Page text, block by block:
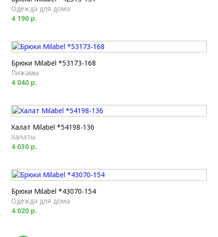
Одежда для дома
4 190 р.
Брюки Milabel *53173-168
Пижамы
4 040 р.
Халат Milabel *54198-136
Халаты
4 030 р.
Брюки Milabel *43070-154
Одежда для дома
4 020 р.